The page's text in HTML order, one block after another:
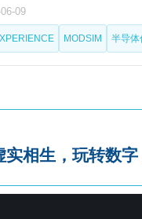
09
MODSIM 半导体
实相生，玩转数